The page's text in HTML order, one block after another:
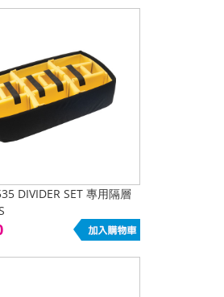
DIVIDER SET 專用隔層